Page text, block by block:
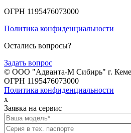
ОГРН 1195476073000
Политика конфиденциальности
Остались вопросы?
Задать вопрос
© ООО "Адванта-М Сибирь" г.
ОГРН 1195476073000
Политика конфиденциальности
x
Заявка на сервис